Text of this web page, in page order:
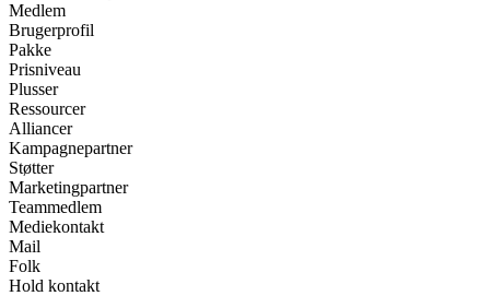
Medlem
Brugerprofil
Pakke
Prisniveau
Plusser
Ressourcer
Alliancer
Kampagnepartner
Støtter
Marketingpartner
Teammedlem
Mediekontakt
Mail
Folk
Hold kontakt